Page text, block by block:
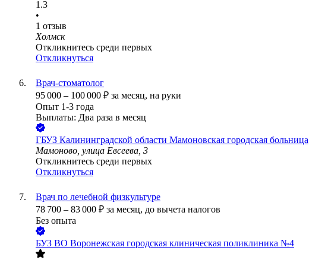
1.3
•
1 отзыв
Холмск
Откликнитесь среди первых
Откликнуться
Врач-стоматолог
95 000 – 100 000 ₽ за месяц, на руки
Опыт 1-3 года
Выплаты: Два раза в месяц
ГБУЗ Калининградской области Мамоновская городская больница
Мамоново, улица Евсеева, 3
Откликнитесь среди первых
Откликнуться
Врач по лечебной физкультуре
78 700 – 83 000 ₽ за месяц, до вычета налогов
Без опыта
БУЗ ВО Воронежская городская клиническая поликлиника №4